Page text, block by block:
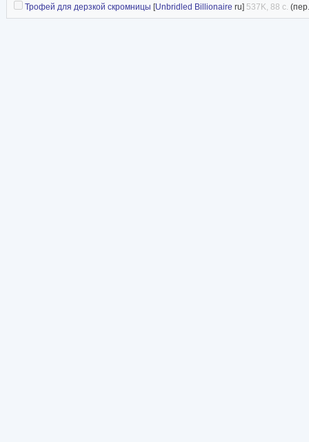
Трофей для дерзкой скромницы [Unbridled Billionaire ru] 537K, 88 с.